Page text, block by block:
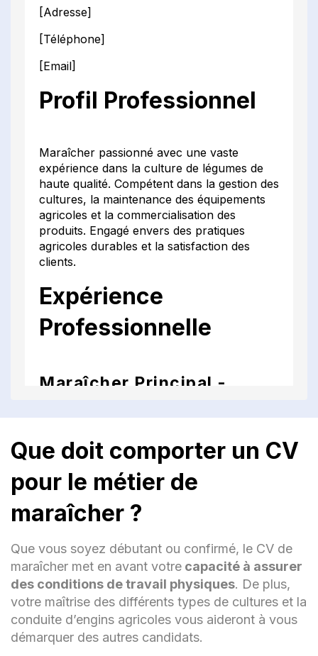
[Adresse]
[Téléphone]
[Email]
Profil Professionnel
Maraîcher passionné avec une vaste
expérience dans la culture de légumes de
haute qualité. Compétent dans la gestion des
cultures, la maintenance des équipements
agricoles et la commercialisation des
produits. Engagé envers des pratiques
agricoles durables et la satisfaction des
clients.
Expérience
Professionnelle
Maraîcher Principal -
Planification, gestion et supervision des
activités agricoles, y compris la
préparation du sol, la plantation,
l'irrigation et la récolte.
durables pour minimiser l'impact
environnemental.
Collaboration avec des chefs locaux et
des marchés fermiers pour
commercialiser les produits de manière
efficace.
Que doit comporter un CV
pour le métier de
maraîcher ?
Que vous soyez débutant ou confirmé, le CV de
maraîcher met en avant votre capacité à assurer
des conditions de travail physiques. De plus,
votre maîtrise des différents types de cultures et la
conduite d’engins agricoles vous aideront à vous
démarquer des autres candidats.